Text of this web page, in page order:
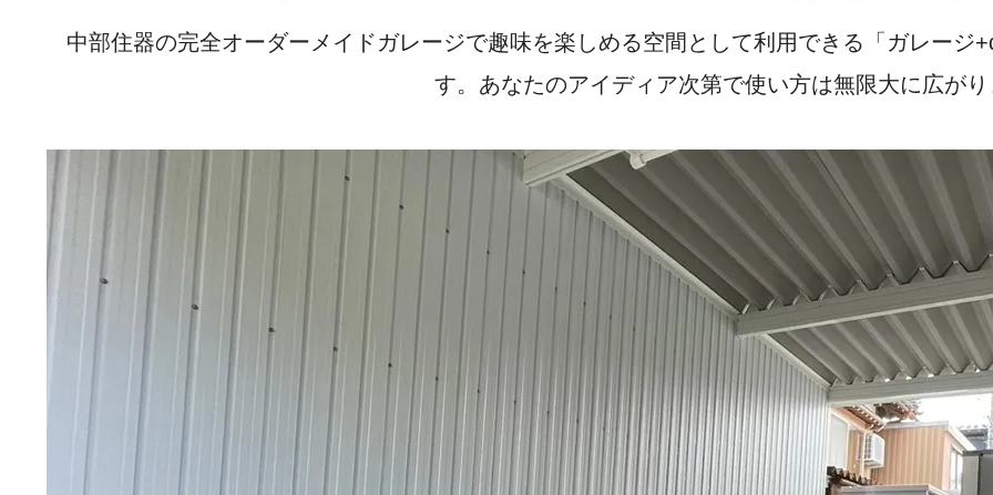
中部住器の完全オーダーメイドガレージで趣味を楽しめる空間として利用できる「ガレージ
す。あなたのアイディア次第で使い方は無限大に広が